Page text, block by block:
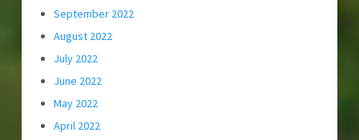
September 2022
August 2022
July 2022
June 2022
May 2022
April 2022